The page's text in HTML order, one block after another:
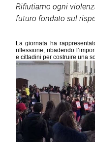
Rifiutiamo ogni
futuro fondato sul
La giornata ha
riflessione, ribadendo
e cittadini per costruire una